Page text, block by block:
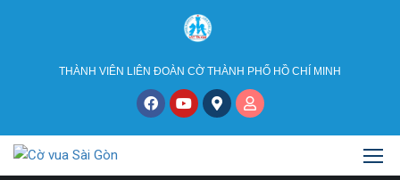
THÀNH VIÊN LIÊN ĐOÀN CỜ THÀNH PHỐ HỒ CHÍ MINH